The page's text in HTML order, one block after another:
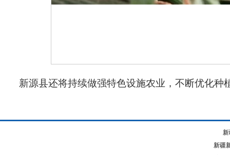
新源县还将持续做强特色设施农业，不断优化
新疆